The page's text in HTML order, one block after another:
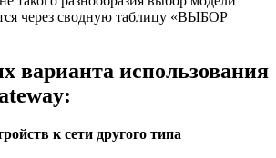
через сводную таблицу «ВЫБОР
варианта использования
к сети другого типа